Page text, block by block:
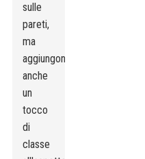
sulle
pareti,
ma
aggiungono
anche
un
tocco
di
classe